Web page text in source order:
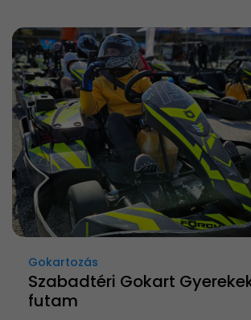
Gokartozás
Szabadtéri Gokart
futam